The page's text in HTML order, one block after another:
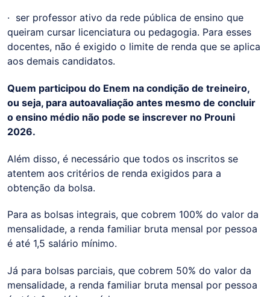
· ser professor ativo da rede pública de ensino que
queiram cursar licenciatura ou pedagogia. Para esses
docentes, não é exigido o limite de renda que se aplica
aos demais candidatos.
Quem participou do Enem na condição de treineiro,
ou seja, para autoavaliação antes mesmo de concluir
o ensino médio não pode se inscrever no Prouni
2026.
Além disso, é necessário que todos os inscritos se
atentem aos critérios de renda exigidos para a
obtenção da bolsa.
Para as bolsas integrais, que cobrem 100% do valor da
mensalidade, a renda familiar bruta mensal por pessoa
é até 1,5 salário mínimo.
Já para bolsas parciais, que cobrem 50% do valor da
mensalidade, a renda familiar bruta mensal por pessoa